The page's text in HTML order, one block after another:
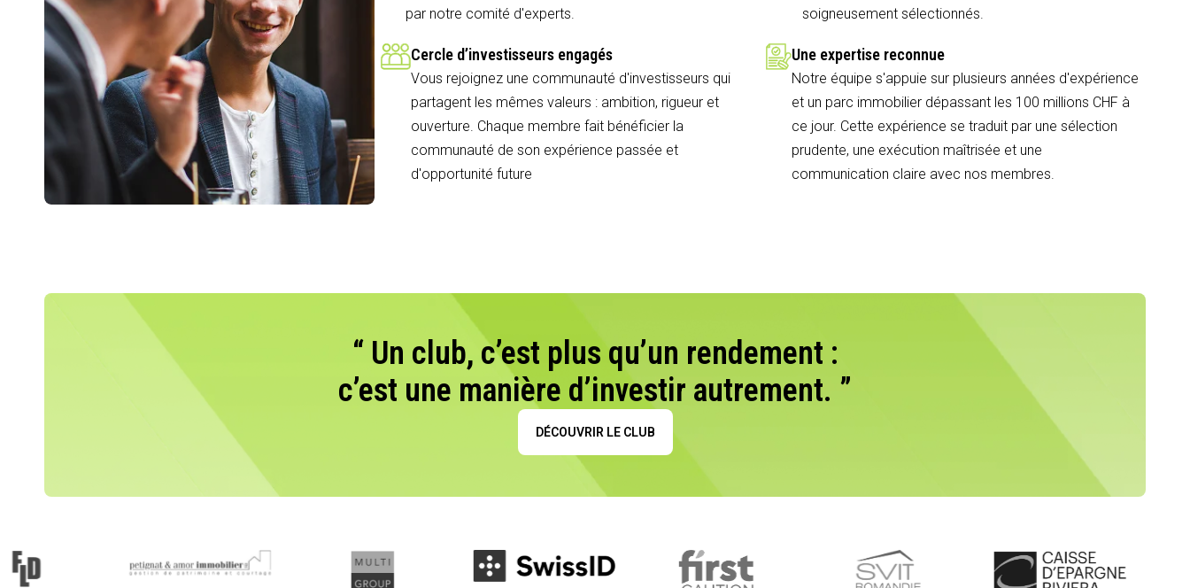
par notre comité d'experts.
soigneusement sélectionnés.
Cercle d’investisseurs engagés
Vous rejoignez une communauté d'investisseurs qui
partagent les mêmes valeurs : ambition, rigueur et
ouverture. Chaque membre fait bénéficier la
communauté de son expérience passée et
d'opportunité future
Une expertise reconnue
Notre équipe s'appuie sur plusieurs années d'expérience
et un parc immobilier dépassant les 100 millions CHF à
ce jour. Cette expérience se traduit par une sélection
prudente, une exécution maîtrisée et une
communication claire avec nos membres.
“ Un club, c’est plus qu’un rendement :
c’est une manière d’investir autrement. ”
DÉCOUVRIR LE CLUB